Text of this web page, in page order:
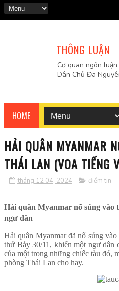
THÔNG LUẬN
Cơ quan ngôn
Dân Chủ Đa
HOME
HẢI QUÂN MYANMAR
THÁI LAN (VOA TIẾNG
tháng 12 04, 2024 điểm tin
Hải quân Myanmar nổ súng vào
ngư dân
Hải quân Myanmar đã nổ súng
thứ Bảy 30/11, khiến một ngư dân
của một trong những chiếc tàu đó,
phòng Thái Lan cho hay.